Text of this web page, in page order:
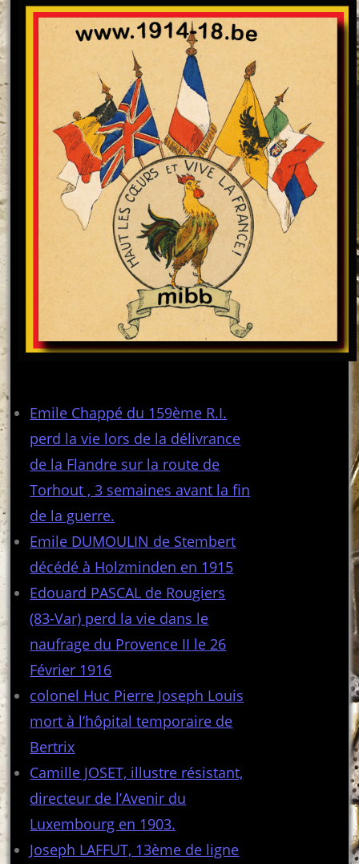
Emile Chappé du 159ème R.I.
perd la vie lors de la délivrance
de la Flandre sur la route de
Torhout , 3 semaines avant la fin
de la guerre.
Emile DUMOULIN de Stembert
décédé à Holzminden en 1915
Edouard PASCAL de Rougiers
(83-Var) perd la vie dans le
naufrage du Provence II le 26
Février 1916
colonel Huc Pierre Joseph Louis
mort à l’hôpital temporaire de
Bertrix
Camille JOSET, illustre résistant,
directeur de l’Avenir du
Luxembourg en 1903.
Joseph LAFFUT, 13ème de ligne